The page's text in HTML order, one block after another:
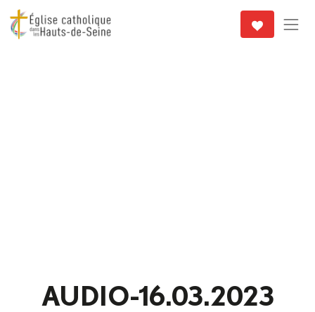
AUDIO-16.03.2023